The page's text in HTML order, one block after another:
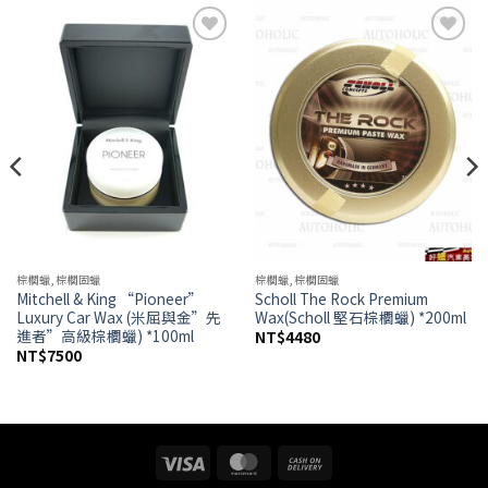
Add to
wishlist
棕櫚蠟,棕櫚固蠟
Mitchell & King “Pioneer”
Luxury Car Wax (米屈與金”先
進者”高級棕櫚蠟) *100ml
NT$7500
wishlist
棕櫚蠟,棕櫚固蠟
Scholl The Rock Premium
Wax(Scholl 堅石棕櫚蠟) *200ml
NT$4480
Visa MasterCard